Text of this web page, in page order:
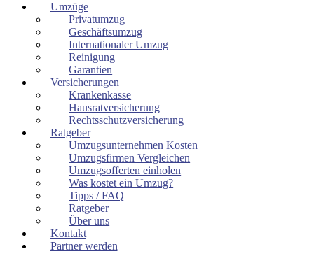
Umzüge
Privatumzug
Geschäftsumzug
Internationaler Umzug
Reinigung
Garantien
Versicherungen
Krankenkasse
Hausratversicherung
Rechtsschutzversicherung
Ratgeber
Umzugsunternehmen Kosten
Umzugsfirmen Vergleichen
Umzugsofferten einholen
Was kostet ein Umzug?
Tipps / FAQ
Ratgeber
Über uns
Kontakt
Partner werden